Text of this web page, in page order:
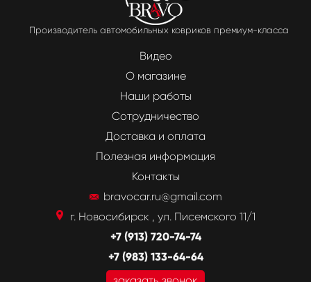
Производитель автомобильных ковриков премиум-класса
Видео
О магазине
Наши работы
Сотрудничество
Доставка и оплата
Полезная информация
Контакты
bravocar.ru@gmail.com
г. Новосибирск , ул. Писемского 11/1
+7 (913) 720-74-74
+7 (983) 133-64-64